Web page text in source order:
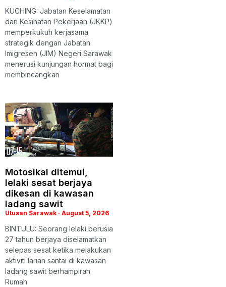
KUCHING: Jabatan Keselamatan
dan Kesihatan Pekerjaan (JKKP)
memperkukuh kerjasama
strategik dengan Jabatan
Imigresen (JIM) Negeri Sarawak
menerusi kunjungan hormat bagi
membincangkan
Motosikal ditemui,
lelaki sesat berjaya
dikesan di kawasan
ladang sawit
Utusan Sarawak August 5, 2026
BINTULU: Seorang lelaki berusia
27 tahun berjaya diselamatkan
selepas sesat ketika melakukan
aktiviti larian santai di kawasan
ladang sawit berhampiran
Rumah